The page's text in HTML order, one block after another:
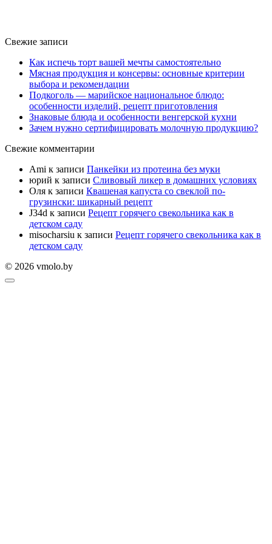
Свежие записи
Как испечь торт вашей мечты самостоятельно
Мясная продукция и консервы: основные критерии
выбора и рекомендации
Подкоголь — марийское национальное блюдо:
особенности изделий, рецепт приготовления
Знаковые блюда и особенности венгерской кухни
Зачем нужно сертифицировать молочную продукцию?
Свежие комментарии
Ami к записи Панкейки из протеина без муки
юрий к записи Сливовый ликер в домашних условиях
Оля к записи Квашеная капуста со свеклой по-
грузински: шикарный рецепт
J34d к записи Рецепт горячего свекольника как в
детском саду
misocharsiu к записи Рецепт горячего свекольника как в
детском саду
© 2026 vmolo.by